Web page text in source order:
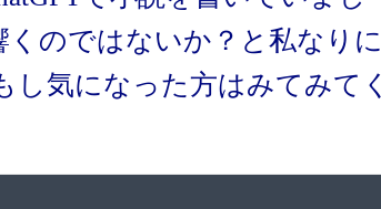
のではないか？と私なりに
し気になった方はみてみてく